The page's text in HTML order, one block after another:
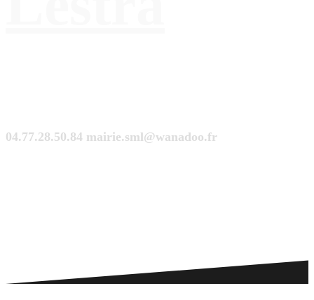
04.77.28.50.84 mairie.sml@wanadoo.fr